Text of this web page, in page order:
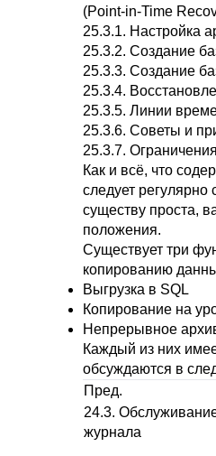
(Point-in-Time
25.3.1. Настройка
25.3.2. Создание
25.3.3. Создание
25.3.4.
25.3.5. Линии
25.3.6. Советы и
25.3.7. Ограничения
Как и всё, что
следует регулярно
существу проста,
положения.
Существует три
копированию
Выгрузка в SQL
Копирование на
Непрерывное
Каждый из них
обсуждаются в
Пред.
24.3.
журнала